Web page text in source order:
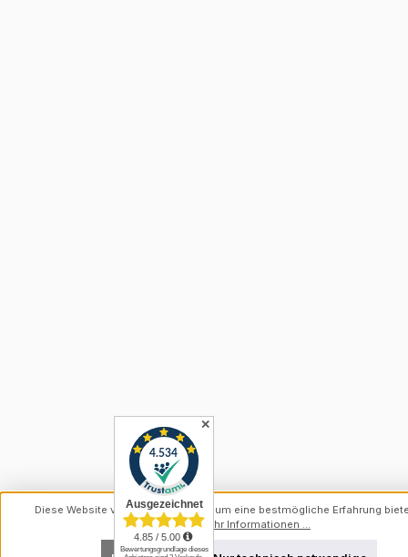
✕
Diese Website verwendet Cookies, um eine bestmögliche Erfahrung
können.Mehr Informationen ...